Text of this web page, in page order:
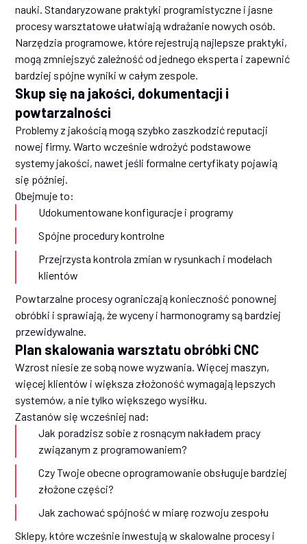
nauki. Standaryzowane praktyki programistyczne i jasne
procesy warsztatowe ułatwiają wdrażanie nowych osób.
Narzędzia programowe, które rejestrują najlepsze praktyki,
mogą zmniejszyć zależność od jednego eksperta i zapewnić
bardziej spójne wyniki w całym zespole.
Skup się na jakości, dokumentacji i
powtarzalności
Problemy z jakością mogą szybko zaszkodzić reputacji
nowej firmy. Warto wcześnie wdrożyć podstawowe
systemy jakości, nawet jeśli formalne certyfikaty pojawią
się później.
Obejmuje to:
Udokumentowane konfiguracje i programy
Spójne procedury kontrolne
Przejrzysta kontrola zmian w rysunkach i modelach
klientów
Powtarzalne procesy ograniczają konieczność ponownej
obróbki i sprawiają, że wyceny i harmonogramy są bardziej
przewidywalne.
Plan skalowania warsztatu obróbki CNC
Wzrost niesie ze sobą nowe wyzwania. Więcej maszyn,
więcej klientów i większa złożoność wymagają lepszych
systemów, a nie tylko większego wysiłku.
Zastanów się wcześniej nad:
Jak poradzisz sobie z rosnącym nakładem pracy
związanym z programowaniem?
Czy Twoje obecne oprogramowanie obsługuje bardziej
złożone części?
Jak zachować spójność w miarę rozwoju zespołu
Sklepy, które wcześnie inwestują w skalowalne procesy i